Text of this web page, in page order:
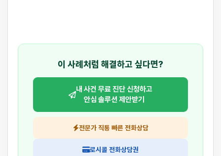
이 사례처럼 해결하고 싶다면?
내 사건 무료 진단 신청하고
안심 솔루션 제안받기
전문가 직통 빠른 전화상담
로시콜 전화상담권